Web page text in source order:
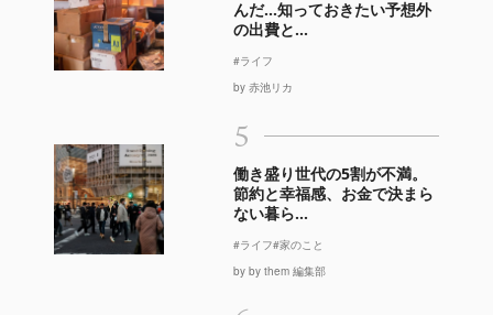
んだ…知っておきたい予想外
の出費と...
#ライフ
by 赤池リカ
5
働き盛り世代の5割が不満。
節約と幸福感、お金で決まら
ない暮ら...
#ライフ#家のこと
by by them 編集部